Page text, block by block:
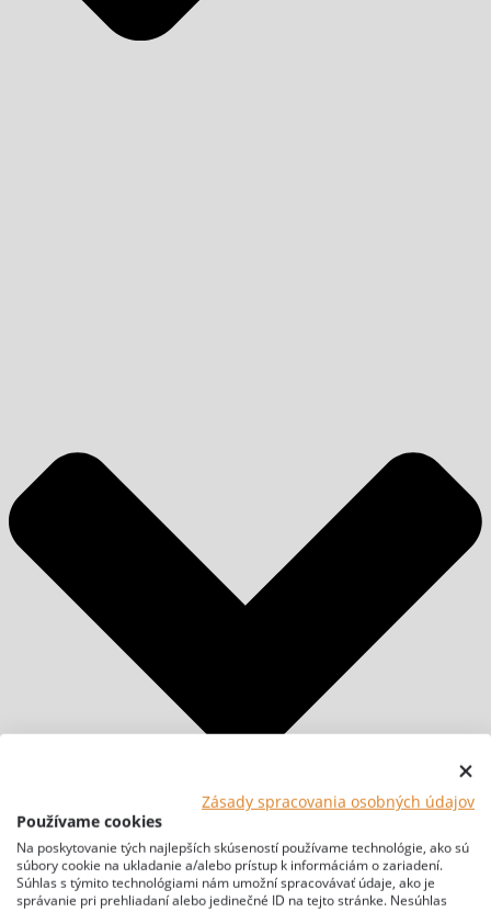
Zásady spracovania osobných údajov
Používame cookies
Na poskytovanie tých najlepších skúseností používame technológie, ako sú
súbory cookie na ukladanie a/alebo prístup k informáciám o zariadení.
Súhlas s týmito technológiami nám umožní spracovávať údaje, ako je
správanie pri prehliadaní alebo jedinečné ID na tejto stránke. Nesúhlas